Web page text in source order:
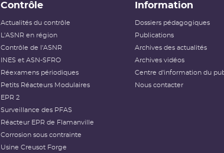
Contrôle
Actualités du contrôle
L'ASNR en région
Contrôle de l'ASNR
INES et ASN-SFRO
Réexamens périodiques
Petits Réacteurs Modulaires
EPR 2
Surveillance des PFAS
Réacteur EPR de Flamanville
Corrosion sous contrainte
Usine Creusot Forge
Information
Dossiers pédagogiques
Publications
Archives des actualités
Archives vidéos
Centre d'information du
Nous contacter